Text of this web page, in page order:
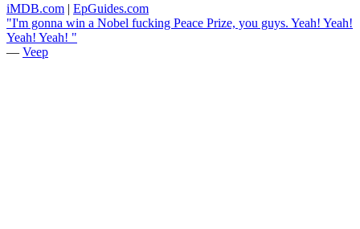
iMDB.com | EpGuides.com
"I'm gonna win a Nobel fucking Peace Prize, you guys. Yeah! Yeah!
Yeah! Yeah! "
— Veep